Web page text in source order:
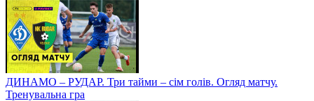
ДИНАМО – РУДАР. Три тайми – сім голів. Огляд матчу.
Тренувальна гра